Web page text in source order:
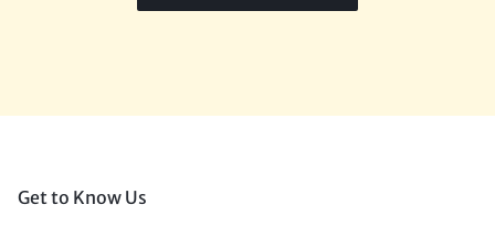
Get to Know Us